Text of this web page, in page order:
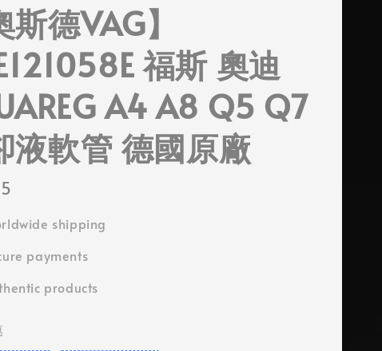
斯德VAG】
福斯 奧迪
A4 A8 Q5 Q7
液軟管 德國原廠
shipping
payments
products